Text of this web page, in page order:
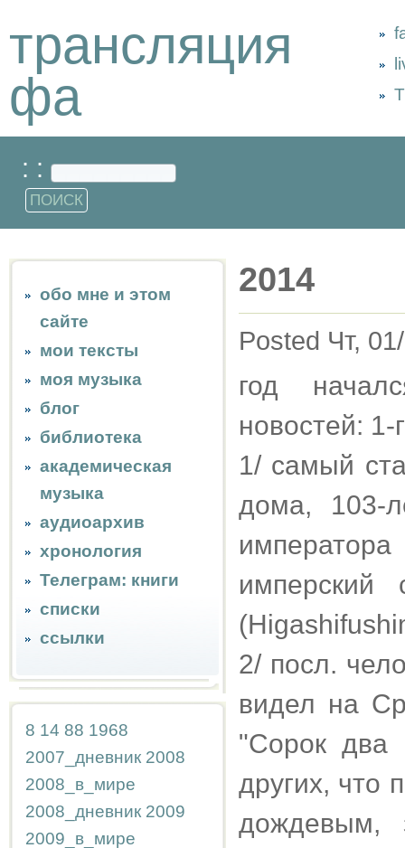
трансляция
фа
: :
обо мне и этом
сайте
мои тексты
моя музыка
блог
библиотека
академическая
музыка
аудиоархив
хронология
Телеграм: книги
списки
ссылки
8 14 88 1968
2007_дневник 2008
2008_в_мире
2008_дневник 2009
2009_в_мире
2014
Posted Чт,
год
новостей: 1-
1/ самый
дома, 103-
имперский
2/ посл.
видел на
"Сорок два
других, что